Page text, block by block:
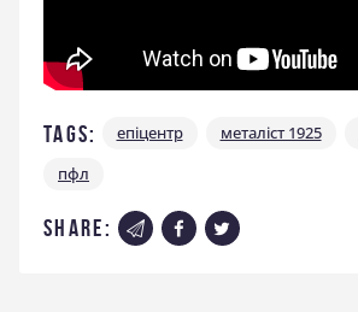
Tags: епіцентр металіст 1925
пфл
share: